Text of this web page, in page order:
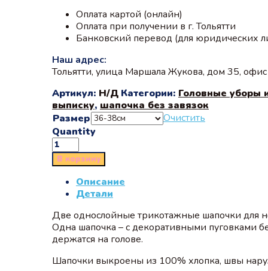
Оплата картой (онлайн)
Оплата при получении в г. Тольятти
Банковский перевод (для юридических
Наш адрес:
Тольятти, улица Маршала Жукова, дом 35,
Артикул: Н/Д Категории: Головные уборы
выписку, шапочка без завязок
Размер
Очистить
Quantity
В корзину
Описание
Детали
Две однослойные трикотажные шапочки для
Одна шапочка – с декоративными пуговками
держатся на голове.
Шапочки выкроены из 100% хлопка, швы